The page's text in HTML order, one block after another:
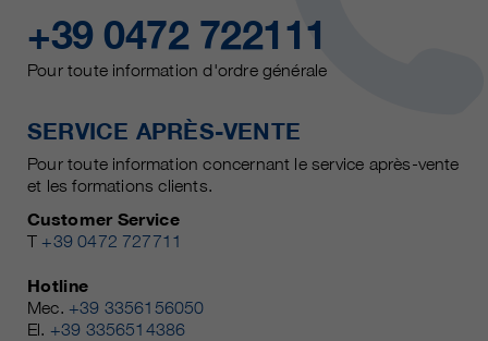
+39 0472 722111
Pour toute information d'ordre générale
SERVICE APRÈS-VENTE
Pour toute information concernant le service après-vente
et les formations clients.
Customer Service
T +39 0472 727711
Hotline
Mec. +39 3356156050
El. +39 3356514386